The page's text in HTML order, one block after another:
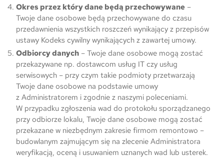
Okres przez który dane będą przechowywane –
Twoje dane osobowe będą przechowywane do czasu
przedawnienia wszystkich roszczeń wynikający z przepisów
ustawy Kodeks cywilny wynikających z zawartej umowy.
Odbiorcy danych – Twoje dane osobowe mogą zostać
przekazywane np. dostawcom usług IT czy usług
serwisowych – przy czym takie podmioty przetwarzają
Twoje dane osobowe na podstawie umowy
z Administratorem i zgodnie z naszymi poleceniami.
W przypadku zgłoszenia wad do protokołu sporządzanego
przy odbiorze lokalu, Twoje dane osobowe mogą zostać
przekazane w niezbędnym zakresie firmom remontowo –
budowlanym zajmującym się na zlecenie Administratora
weryfikacją, oceną i usuwaniem uznanych wad lub usterek.